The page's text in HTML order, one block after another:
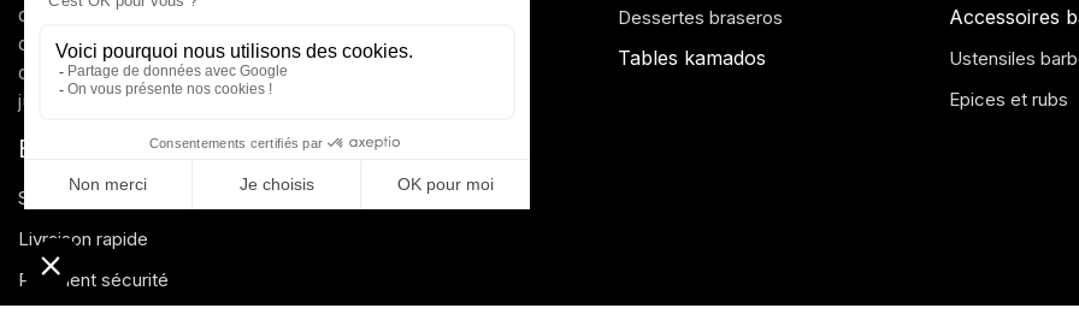
dans les jardins des particuliers que les cuisines
des professionnels, COEO a pour mission d’offrir
des produits de qualité professionnelle au prix
juste.
ENGAGEMENTS
Service client basé en France
Livraison rapide
Paiement sécurité
Dessertes braseros
Tables kamados
Accessoires
Ustensiles
Epices et rubs